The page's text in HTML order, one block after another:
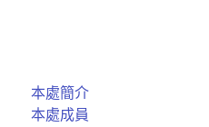
本處簡介
本處成員